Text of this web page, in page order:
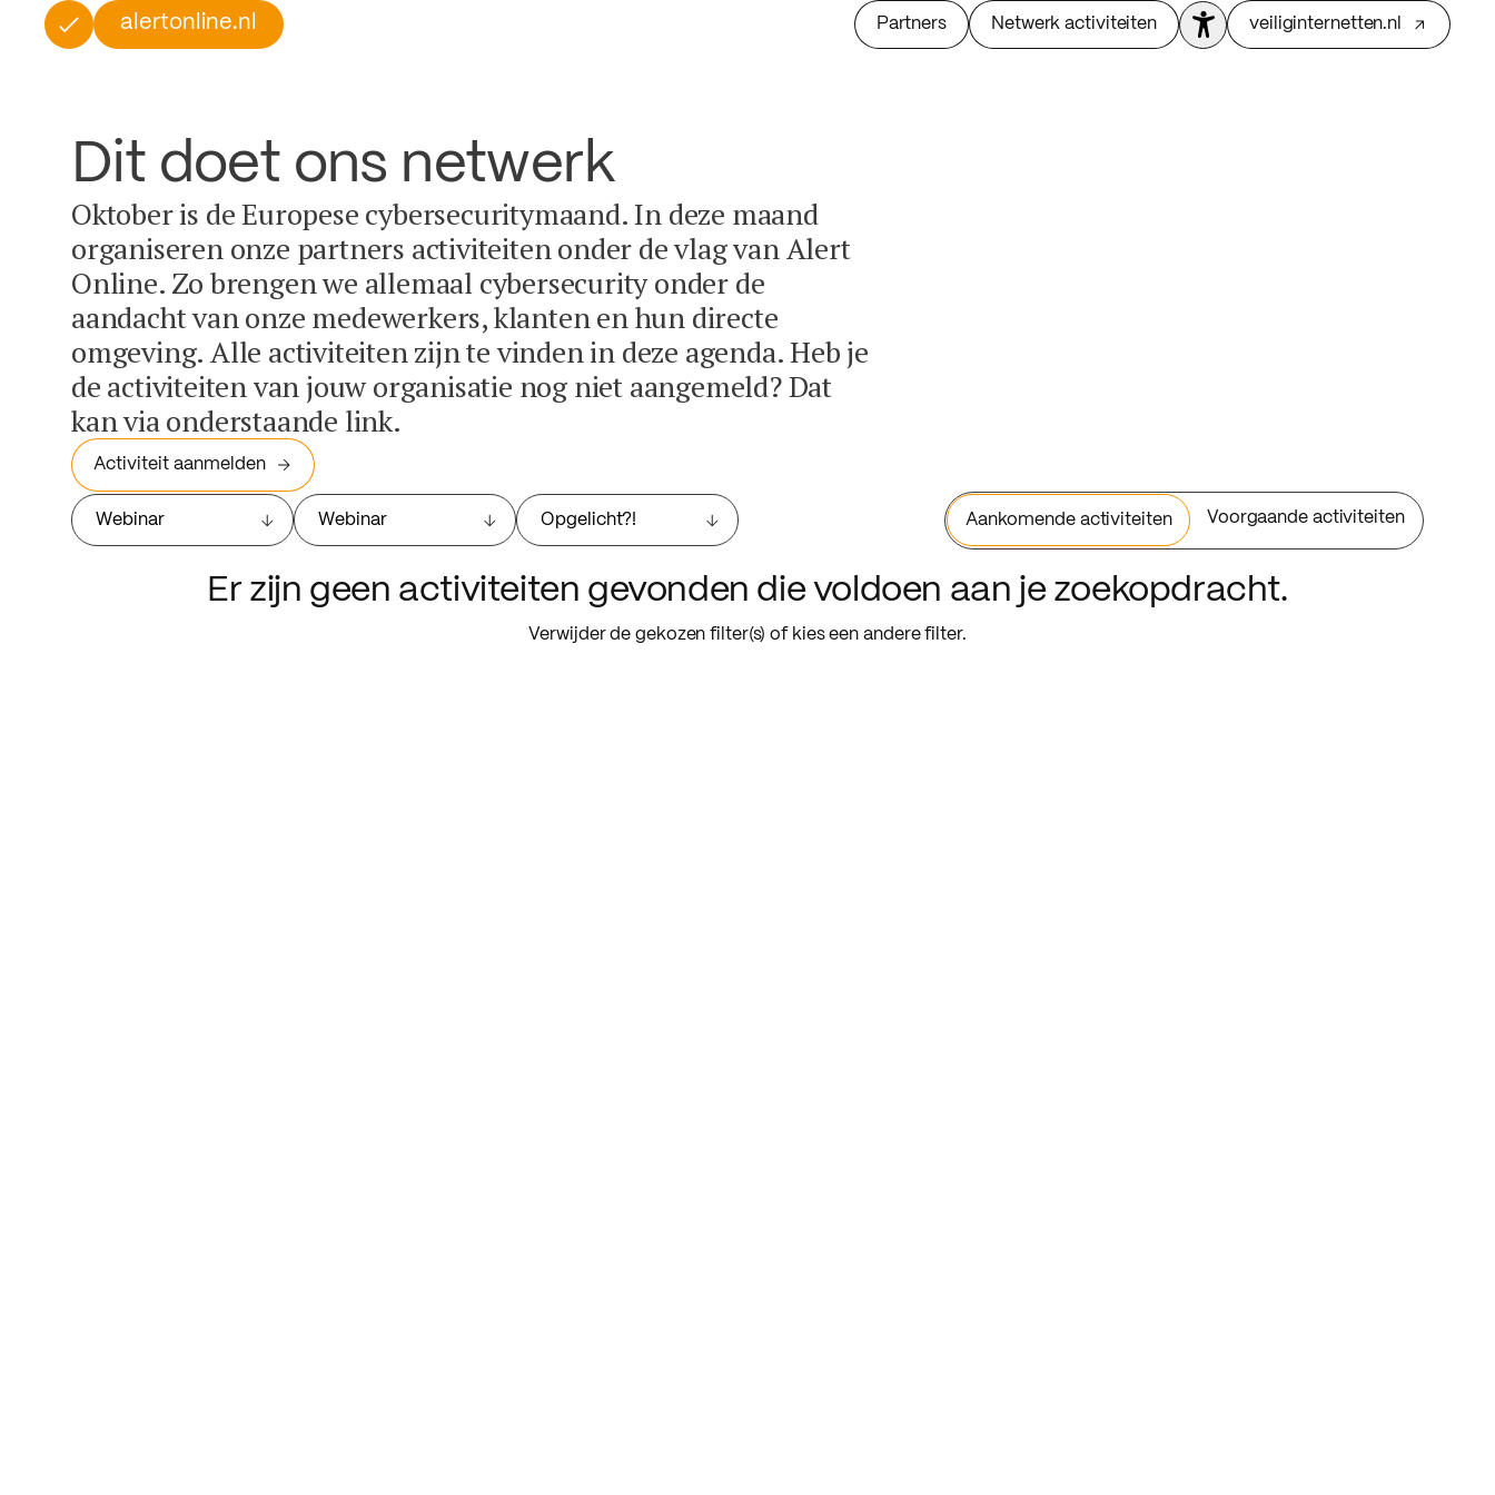
alertonline.nl Partners Netwerk activiteiten veiliginternetten.nl
Dit doet ons netwerk
Oktober is de Europese cybersecuritymaand. In deze maand
organiseren onze partners activiteiten onder de vlag van Alert
Online. Zo brengen we allemaal cybersecurity onder de
aandacht van onze medewerkers, klanten en hun directe
omgeving. Alle activiteiten zijn te vinden in deze agenda. Heb je
de activiteiten van jouw organisatie nog niet aangemeld? Dat
kan via onderstaande link.
Activiteit aanmelden
Webinar Webinar Opgelicht?! Aankomende activiteiten Voorgaande activiteiten
Er zijn geen activiteiten gevonden die voldoen aan je zoekopdracht.
Verwijder de gekozen filter(s) of kies een andere filter.